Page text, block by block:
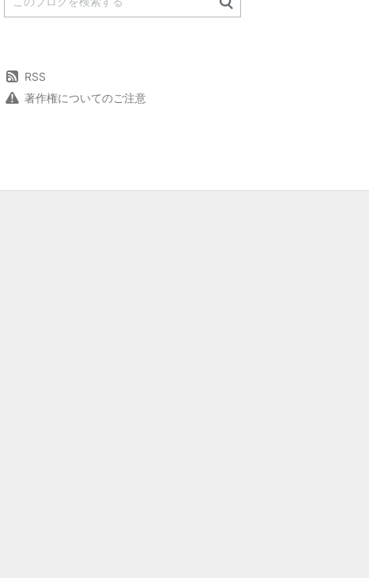
RSS
著作権についてのご注意